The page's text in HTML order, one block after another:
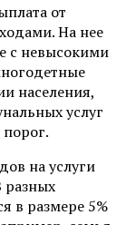
от
На нее
с невысокими
населения,
услуг
на услуги
разных
в размере 5%